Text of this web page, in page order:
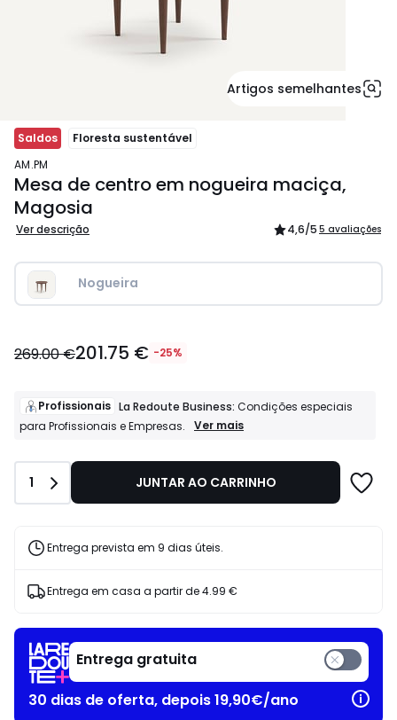
Artigos semelhantes
Saldos
Floresta sustentável
AM.PM
Mesa de centro em nogueira maciça,
Magosia
Ver descrição 4,6/5 5 avaliações
Nogueira
€
de
269.00
25%
desconto
269.00 €201.75 € -25%
Profissionais La Redoute Business: Condições especiais
para Profissionais e Empresas.
Profissionais
Condições
e
Ver mais
Quantidade
1 JUNTAR AO CARRINHO
Entrega prevista em 9 dias úteis.
Entrega em casa a partir de4.99 €
Entrega gratuita
30 dias de oferta, depois 19,90€/ano